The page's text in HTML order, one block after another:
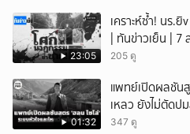
23:05
เคราะห์ซ้ำ! นร.
| ทันข่าวเย็น |
205 ดู
01:32
แพทย์เปิดผลชันสู
เหลว ยังไม่ตัดป
347 ดู